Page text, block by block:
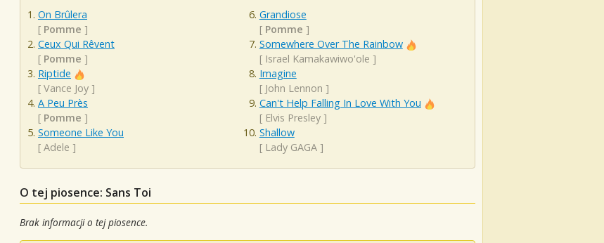
On Brûlera
[ Pomme ]
Ceux Qui Rêvent
[ Pomme ]
Riptide
[ Vance Joy ]
A Peu Près
[ Pomme ]
Someone Like You
[ Adele ]
Grandiose
[ Pomme ]
Somewhere Over The Rainbow
[ Israel Kamakawiwo'ole ]
Imagine
[ John Lennon ]
Can't Help Falling In Love With You
[ Elvis Presley]
Shallow
[ Lady GAGA]
O tej piosence: Sans Toi
Brak informacji o tej piosence.